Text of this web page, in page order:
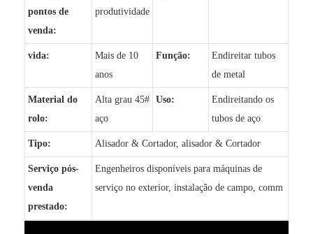
pontos de
venda:
produtividade
vida:
Mais de 10
anos
Função:
Endireitar tubos
de metal
Material do
rolo:
Alta grau 45#
aço
Uso:
Endireitando os
tubos de aço
Tipo: Alisador & Cortador, alisador & Cortador
Serviço pós-
venda
prestado:
Engenheiros disponíveis para máquinas de
serviço no exterior, instalação de campo, comm